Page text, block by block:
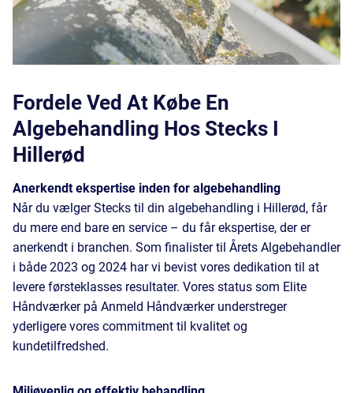
Fordele Ved At Købe En
Algebehandling Hos Stecks I
Hillerød
Anerkendt ekspertise inden for algebehandling
Når du vælger Stecks til din algebehandling i Hillerød, får
du mere end bare en service – du får ekspertise, der er
anerkendt i branchen. Som finalister til Årets Algebehandler
i både 2023 og 2024 har vi bevist vores dedikation til at
levere førsteklasses resultater. Vores status som Elite
Håndværker på Anmeld Håndværker understreger
yderligere vores commitment til kvalitet og
kundetilfredshed.